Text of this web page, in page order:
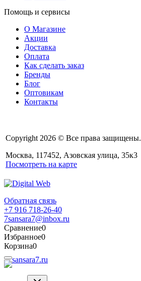
Помощь и сервисы
О Магазине
Акции
Доставка
Оплата
Как сделать заказ
Бренды
Блог
Оптовикам
Контакты
Copyright 2026 © Все права защищены.
Москва, 117452, Азовская улица, 35к3
Посмотреть на карте
Обратная связь
+7 916 718-26-40
7sansara7@inbox.ru
Сравнение0
Избранное0
Корзина0